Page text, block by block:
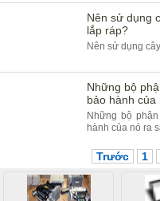
Nên sử dụng
lắp ráp?
Nên sử dụng
Những bộ
bảo hành của
Những bộ
hành của nó ra
Trước 1